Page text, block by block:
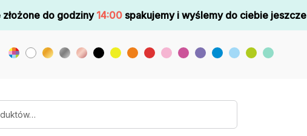
do godziny 14:00 spakujemy i wyślemy do ciebie jeszcze